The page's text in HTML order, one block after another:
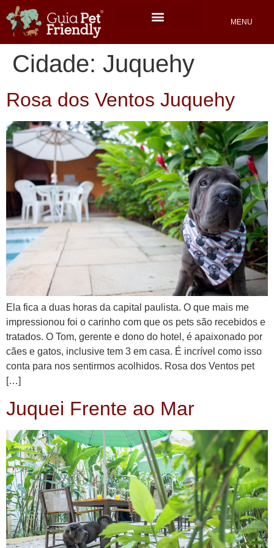
MENU
Cidade: Juquehy
Rosa dos Ventos Juquehy
Ela fica a duas horas da capital paulista. O que mais me
impressionou foi o carinho com que os pets são recebidos e
tratados. O Tom, gerente e dono do hotel, é apaixonado por
cães e gatos, inclusive tem 3 em casa. É incrível como isso
conta para nos sentirmos acolhidos. Rosa dos Ventos pet
[…]
Juquei Frente ao Mar